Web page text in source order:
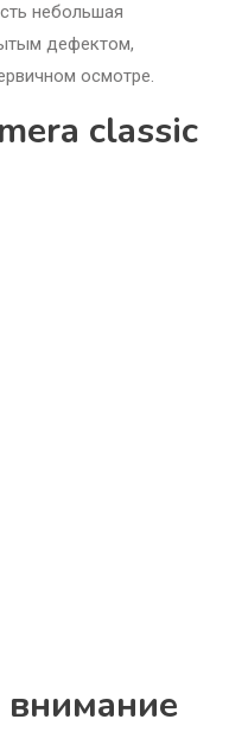
небольшая
дефектом,
осмотре.
classic
внимание